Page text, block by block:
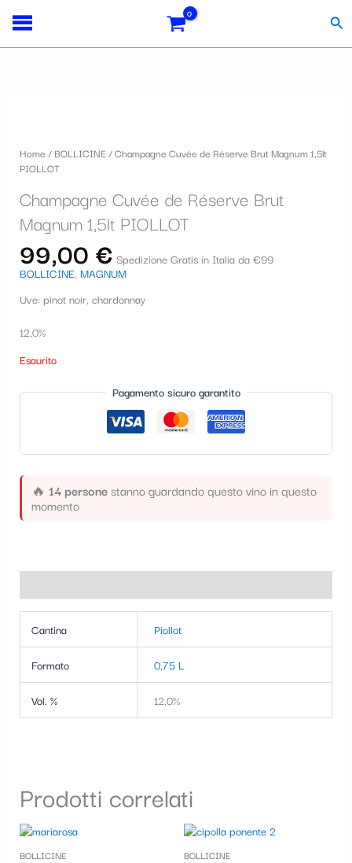
contenuto
Home / BOLLICINE/ Champagne Cuvée de Réserve Brut Magnum 1,5lt
PIOLLOT
Champagne Cuvée de Réserve Brut
Magnum 1,5lt PIOLLOT
99,00 € Spedizione Gratis in Italia da €99
BOLLICINE, MAGNUM
Uve: pinot noir, chardonnay
12,0%
Esaurito
Pagamento sicuro garantito
🔥 14 personestanno guardando questo vino in questo
momento
Cantina Piollot
Formato 0,75 L
Vol. % 12,0%
Prodotti correlati
BOLLICINE BOLLICINE
S
o
n
a
t
e
a